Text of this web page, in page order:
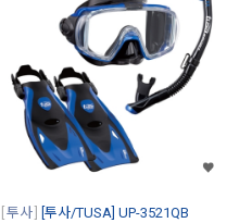
투사 [투사/TUSA] UP-3521QB